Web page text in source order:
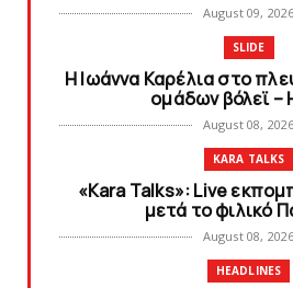
August 09, 2026
SLIDE
Η Ιωάννα Καρέλια στο
ομάδων βόλεϊ –
August 08, 2026
KARA TALKS
«Kara Talks»: Live
μετά το φιλικό
August 08, 2026
HEADLINES